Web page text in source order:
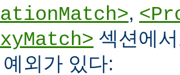
,
섹션에
외가 있다: